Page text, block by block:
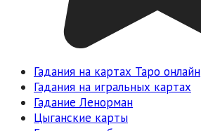
Гадания на картах Таро онлайн
Гадания на игральных картах
Гадание Ленорман
Цыганские карты